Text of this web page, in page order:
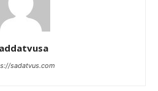
sadatvus.com